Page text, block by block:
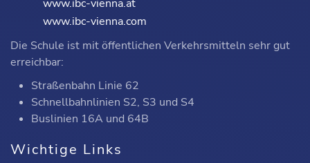
www.ibc-vienna.at
www.ibc-vienna.com
Die Schule ist mit öffentlichen Verkehrsmitteln sehr gut
erreichbar:
Straßenbahn Linie 62
Schnellbahnlinien S2, S3 und S4
Buslinien 16A und 64B
Wichtige Links